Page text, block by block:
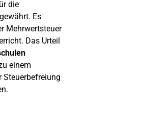
die
Es
Mehrwertsteuer
Das Urteil
einem
Steuerbefreiung